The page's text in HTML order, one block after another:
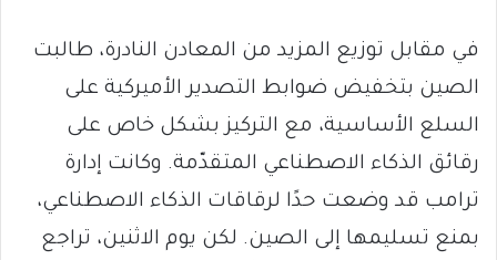
في مقابل توزيع المزيد من المعادن النادرة، طالبت
الصين بتخفيض ضوابط التصدير الأميركية على
السلع الأساسية، مع التركيز بشكل خاص على
رقائق الذكاء الاصطناعي المتقدّمة. وكانت إدارة
ترامب قد وضعت حدًا لرقاقات الذكاء الاصطناعي،
بمنع تسليمها إلى الصين. لكن يوم الاثنين، تراجع